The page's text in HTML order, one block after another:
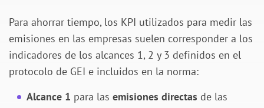
Para ahorrar tiempo, los KPI utilizados para medir las
emisiones en las empresas suelen corresponder a los
indicadores de los alcances 1, 2 y 3 definidos en el
protocolo de GEI e incluidos en la norma:
Alcance 1 para las emisiones directas de las